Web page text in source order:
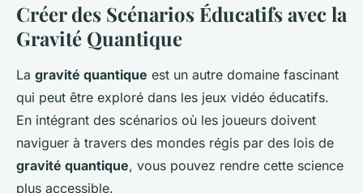
Créer des Scénarios Éducatifs avec la
Gravité Quantique
La gravité quantique est un autre domaine fascinant
qui peut être exploré dans les jeux vidéo éducatifs.
En intégrant des scénarios où les joueurs doivent
naviguer à travers des mondes régis par des lois de
gravité quantique, vous pouvez rendre cette science
plus accessible.